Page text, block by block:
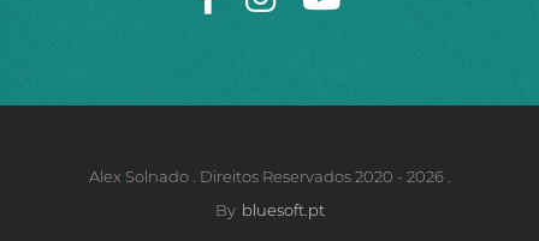
Alex Solnado . Direitos Reservados 2020 - 2026 .
By bluesoft.pt